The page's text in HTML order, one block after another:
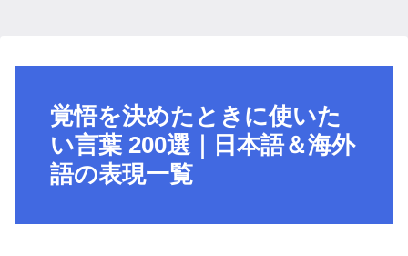
覚悟を決めたときに使いた
い言葉 200選｜日本語＆海外
語の表現一覧